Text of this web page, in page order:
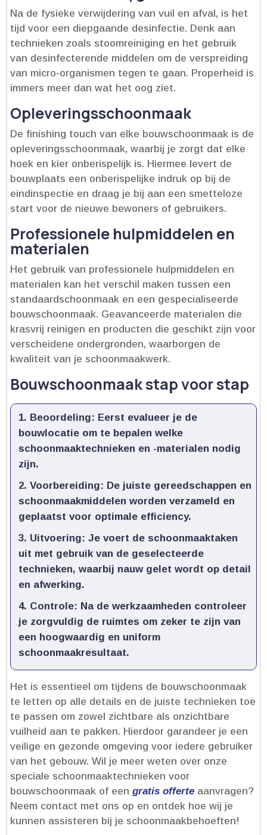
Na de fysieke verwijdering van vuil en afval, is het
tijd voor een diepgaande desinfectie.​ Denk aan
technieken zoals stoomreiniging en het gebruik
van desinfecterende middelen om de verspreiding
van micro-organismen tegen te gaan.​ Properheid is
immers meer dan wat het oog ziet.​
Opleveringsschoonmaak
De finishing touch van elke bouwschoonmaak is de
opleveringsschoonmaak, waarbij je zorgt dat elke
hoek en kier onberispelijk is.​ Hiermee levert de
bouwplaats een onberispelijke indruk op bij de
eindinspectie en draag je bij aan een smetteloze
start voor de nieuwe bewoners of gebruikers.​
Professionele hulpmiddelen en
materialen
Het gebruik van professionele hulpmiddelen en
materialen kan het verschil maken tussen een
standaardschoonmaak en een gespecialiseerde
bouwschoonmaak.​ Geavanceerde materialen die
krasvrij reinigen en producten die geschikt zijn voor
verscheidene ondergronden, waarborgen de
kwaliteit van je schoonmaakwerk.​
Bouwschoonmaak stap voor stap
Beoordeling: Eerst evalueer je de
bouwlocatie om te bepalen welke
schoonmaaktechnieken en -materialen nodig
zijn.​
Voorbereiding: De juiste gereedschappen en
schoonmaakmiddelen worden verzameld en
geplaatst voor optimale efficiency.​
Uitvoering: Je voert de schoonmaaktaken
uit met gebruik van de geselecteerde
technieken, waarbij nauw gelet wordt op detail
en afwerking.​
Controle: Na de werkzaamheden controleer
je zorgvuldig de ruimtes om zeker te zijn van
een hoogwaardig en uniform
schoonmaakresultaat.​
Het is essentieel om tijdens de bouwschoonmaak
te letten op alle details en de juiste technieken toe
te passen om zowel zichtbare als onzichtbare
vuilheid aan te pakken.​ Hierdoor garandeer je een
veilige en gezonde omgeving voor iedere gebruiker
van het gebouw.​ Wil je meer weten over onze
speciale schoonmaaktechnieken voor
bouwschoonmaak of eengratis offerte aanvragen?
Neem contact met ons op en ontdek hoe wij je
kunnen assisteren bij je schoonmaakbehoeften!